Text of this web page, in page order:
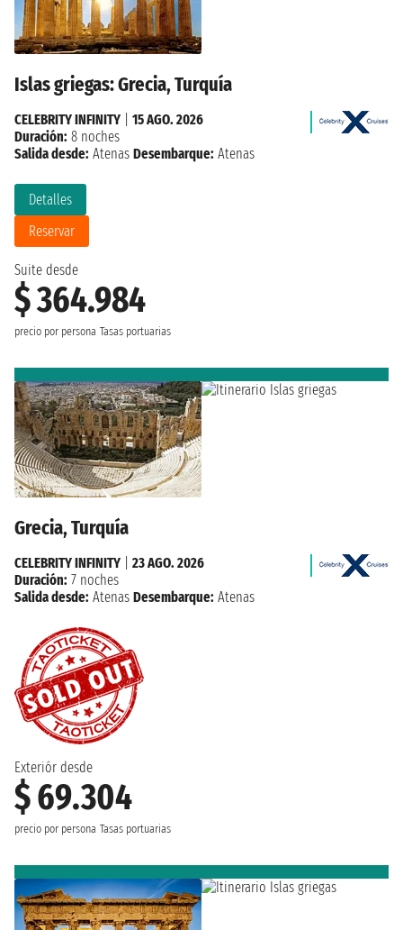
Islas griegas: Grecia, Turquía
Suite desde
$ 364.984
precio por persona Tasas portuarias
Detalles
Reservar
CELEBRITY INFINITY
15 AGO. 2026
Duración: 8 noches
Salida desde: Atenas Desembarque: Atenas
Grecia, Turquía
Exteriór desde
$ 69.304
precio por persona Tasas portuarias
CELEBRITY INFINITY
23 AGO. 2026
Duración: 7 noches
Salida desde: Atenas Desembarque: Atenas